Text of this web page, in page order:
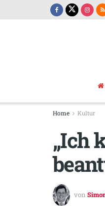
Home Kultur
„Ich
von